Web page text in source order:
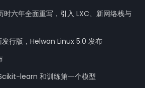
六年全面重写，引入 LXC、新网络栈与
行版，Helwan Linux 5.0 发布
learn 和训练第一个模型